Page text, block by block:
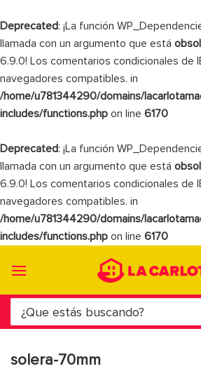
Deprecated: ¡La función
llamada con un argumento que está
6.9.0! Los comentarios condicionales de
navegadores compatibles. in
/home/u781344290/domains/
includes/functions.php on line 6170
Deprecated: ¡La función
llamada con un argumento que está
6.9.0! Los comentarios condicionales de
navegadores compatibles. in
/home/u781344290/domains/
includes/functions.php on line 6170
Buscar
por:
solera-70mm